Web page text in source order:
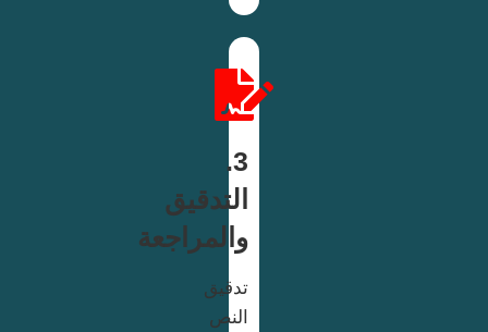
3.
التدقيق
والمراجعة
تدقيق
النص